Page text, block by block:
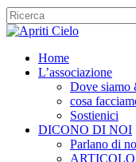
Home
L’associazione
Dove siamo
cosa
Sostienici
DICONO DI NOI
Parlano di